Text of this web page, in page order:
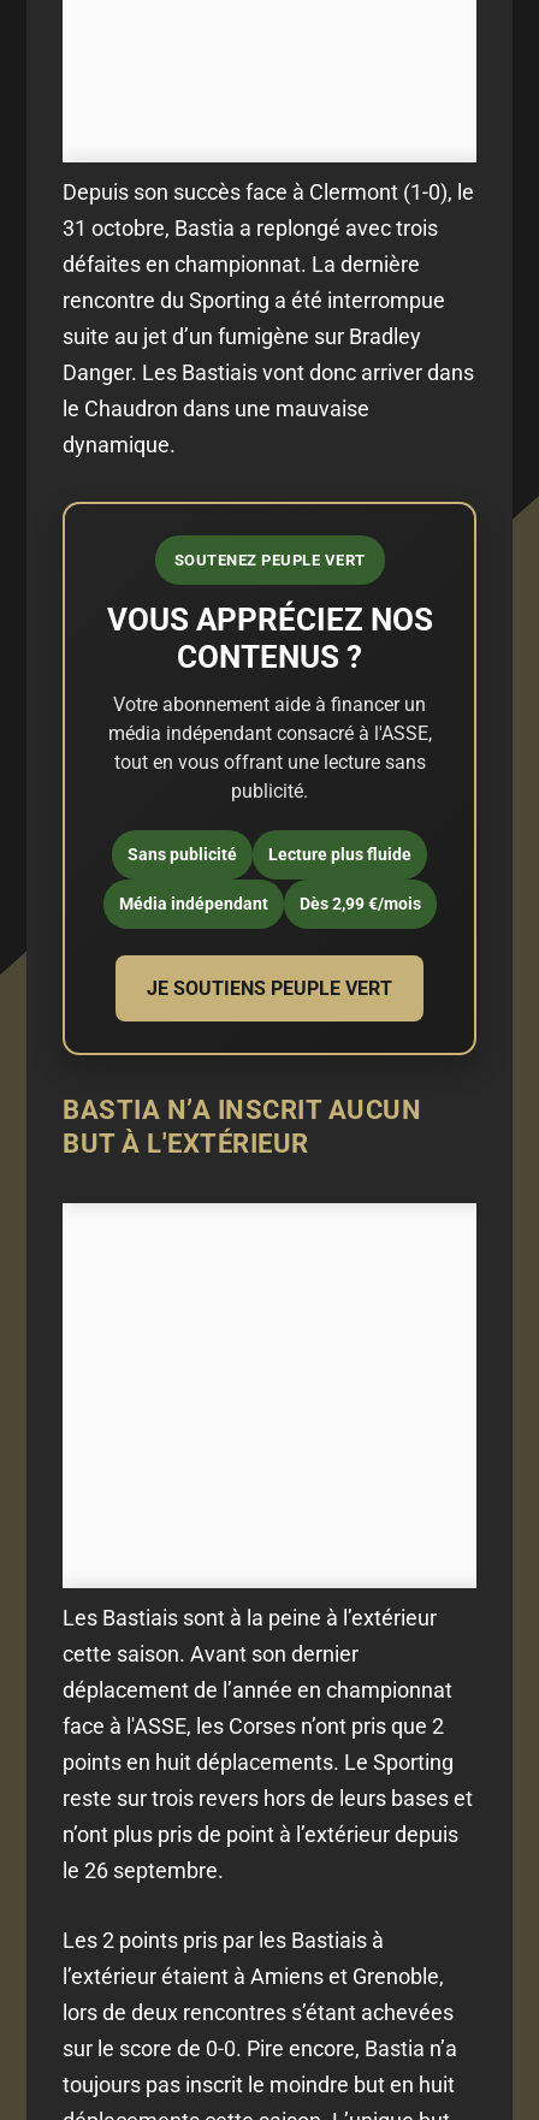
Depuis son succès face à Clermont (1-0), le
31 octobre, Bastia a replongé avec trois
défaites en championnat. La dernière
rencontre du Sporting a été interrompue
suite au jet d’un fumigène sur Bradley
Danger. Les Bastiais vont donc arriver dans
le Chaudron dans une mauvaise
dynamique.
SOUTENEZ PEUPLE VERT
VOUS APPRÉCIEZ NOS
CONTENUS ?
Votre abonnement aide à financer un
média indépendant consacré à l'ASSE,
tout en vous offrant une lecture sans
publicité.
Sans publicité Lecture plus fluide
Média indépendant Dès 2,99 €/mois
JE SOUTIENS PEUPLE VERT
BASTIA N’A INSCRIT AUCUN
BUT À L'EXTÉRIEUR
Les Bastiais sont à la peine à l’extérieur
cette saison. Avant son dernier
déplacement de l’année en championnat
face à l'ASSE, les Corses n’ont pris que 2
points en huit déplacements. Le Sporting
reste sur trois revers hors de leurs bases et
n’ont plus pris de point à l’extérieur depuis
le 26 septembre.
Les 2 points pris par les Bastiais à
l’extérieur étaient à Amiens et Grenoble,
lors de deux rencontres s’étant achevées
sur le score de 0-0. Pire encore, Bastia n’a
toujours pas inscrit le moindre but en huit